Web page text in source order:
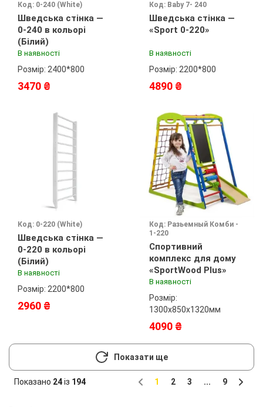
Код: 0-240 (White)
Шведська стінка —
0-240 в кольорі
(Білий)
В наявності
Розмір: 2400*800
3470 ₴
Код: Baby 7- 240
Шведська стінка —
«Sport 0-220»
В наявності
Розмір: 2200*800
4890 ₴
Код: 0-220 (White)
Шведська стінка —
0-220 в кольорі
(Білий)
В наявності
Розмір: 2200*800
2960 ₴
Код: Разьемный Комби -
1-220
Спортивний
комплекс для дому
«SportWood Plus»
В наявності
Розмір:
1300х850х1320мм
4090 ₴
Показати ще
Показано 24із 194
1 2 3 ...
9